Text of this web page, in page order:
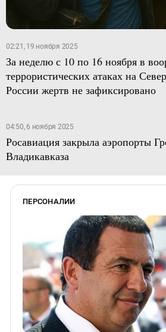
02:21, 19 ноября 2025
За неделю с 10 по 16 ноября в
террористических атаках на
России жертв не зафиксировано
04:50, 6 ноября 2025
Росавиация закрыла аэропорты
Владикавказа
ПЕРСОНАЛИИ